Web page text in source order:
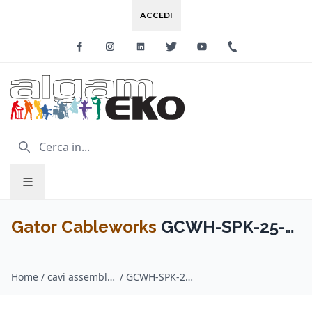
ACCEDI
FacebookInstagramLinkedinTwitter Youtube
Gator Cableworks GCWH-SPK-25-
Home / cavi assemblati speaker / Gator Cableworks / GCWH-SPK-25-1TL Cavo speaker jack TS dritto/speakon 7.6 m Serie Headliner